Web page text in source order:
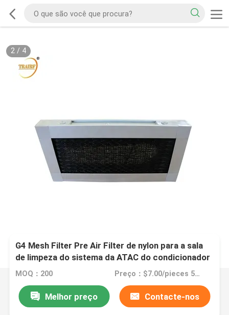
2/ 4
G4 Mesh Filter Pre Air Filter de nylon para a sala
de limpeza do sistema da ATAC do condicionador
de ar
MOQ：200 Preço：$7.00/pieces 50-99 pieces
Melhor preço Contacte-nos